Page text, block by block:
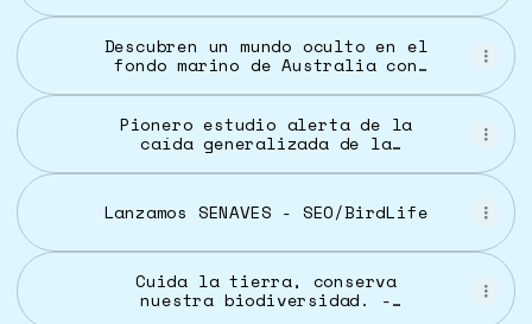
Descubren un mundo oculto en el
fondo marino de Australia con
Noticias - 20
Pionero estudio alerta de la
caída generalizada de la
Europa - EFE Verde
Lanzamos SENAVES - SEO/BirdLife
Cuida la tierra, conserva
nuestra biodiversidad. -